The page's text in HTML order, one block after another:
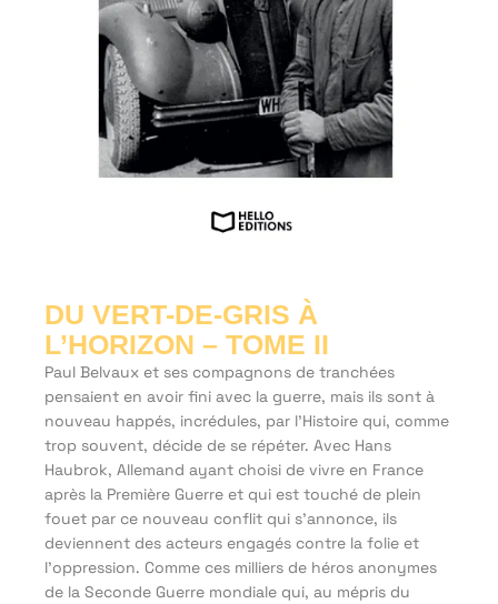
DU VERT-DE-GRIS À
L’HORIZON – TOME II
Paul Belvaux et ses compagnons de tranchées
pensaient en avoir fini avec la guerre, mais ils sont à
nouveau happés, incrédules, par l’Histoire qui, comme
trop souvent, décide de se répéter. Avec Hans
Haubrok, Allemand ayant choisi de vivre en France
après la Première Guerre et qui est touché de plein
fouet par ce nouveau conflit qui s’annonce, ils
deviennent des acteurs engagés contre la folie et
l’oppression. Comme ces milliers de héros anonymes
de la Seconde Guerre mondiale qui, au mépris du